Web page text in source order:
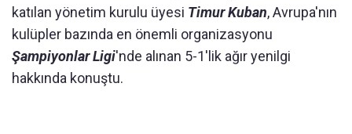
katılan yönetim kurulu üyesi Timur Kuban, Avrupa'nın
kulüpler bazında en önemli organizasyonu
Şampiyonlar Ligi'nde alınan 5-1'lik ağır yenilgi
hakkında konuştu.